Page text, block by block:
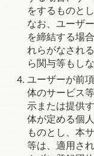
をするものとし
なお、ユーザ
を締結する場
れらがなされ
ら関与等もし
ユーザーが前
体のサービス
示または提供
体が定める個
ものとし、本
等は、適用さ